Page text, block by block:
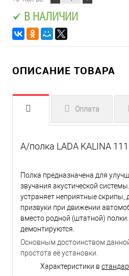
В НАЛИЧИИ
ОПИСАНИЕ ТОВАРА
Оплата
А/полка LADA KALINA
Полка предназначена для
звучания акустической
устраняет неприятные скрипы,
призвуки при движении
вместо родной (штатной)
демонтируются.
Основным достоинством
простота её установки.
Характеристики в